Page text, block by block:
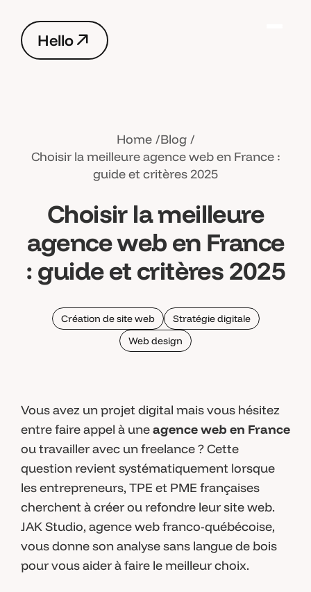
Hello
Hello
Home Blog
Choisir la meilleure agence web en France :
guide et critères 2025
Choisir la meilleure
agence web en France
: guide et critères 2025
Création de site web
Stratégie digitale
Web design
Vous avez un projet digital mais vous hésitez
entre faire appel à uneagence web en France
ou travailler avec un freelance ? Cette
question revient systématiquement lorsque
les entrepreneurs, TPE et PME françaises
cherchent à créer ou refondre leur site web.
JAK Studio, agence web franco-québécoise,
vous donne son analyse sans langue de bois
pour vous aider à faire le meilleur choix.